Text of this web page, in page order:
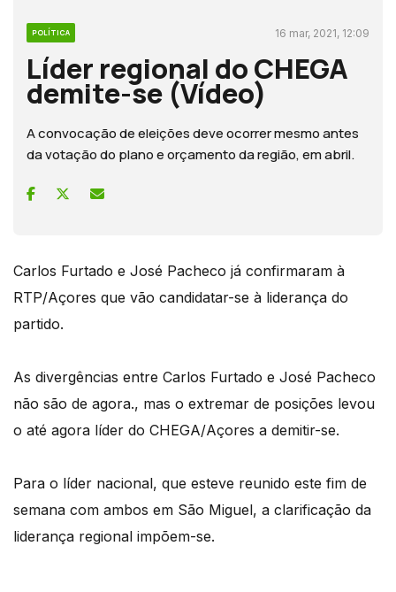
POLÍTICA 16 mar, 2021, 12:09
Líder regional do CHEGA
demite-se (Vídeo)
A convocação de eleições deve ocorrer mesmo antes
da votação do plano e orçamento da região, em abril.
Carlos Furtado e José Pacheco já confirmaram à
RTP/Açores que vão candidatar-se à liderança do
partido.
As divergências entre Carlos Furtado e José Pacheco
não são de agora., mas o extremar de posições levou
o até agora líder do CHEGA/Açores a demitir-se.
Para o líder nacional, que esteve reunido este fim de
semana com ambos em São Miguel, a clarificação da
liderança regional impõem-se.